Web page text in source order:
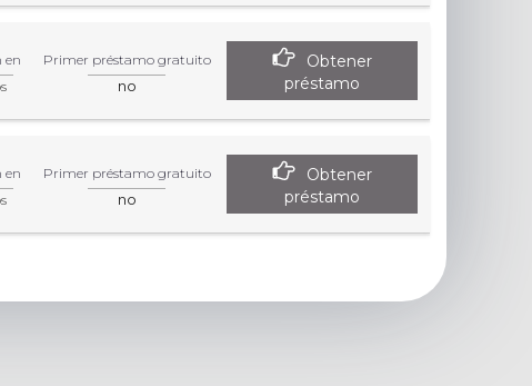
en Primer préstamo gratuito
no
Obtener
préstamo
en Primer préstamo gratuito
no
Obtener
préstamo